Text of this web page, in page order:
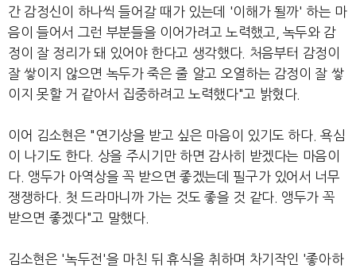
간 감정신이 하나씩 들어갈 때가 있는데 '이해가 될까' 하는 마
음이 들어서 그런 부분들을 이어가려고 노력했고, 녹두와 감
정이 잘 정리가 돼 있어야 한다고 생각했다. 처음부터 감정이
잘 쌓이지 않으면 녹두가 죽은 줄 알고 오열하는 감정이 잘 쌓
이지 못할 거 같아서 집중하려고 노력했다"고 밝혔다.
이어 김소현은 "연기상을 받고 싶은 마음이 있기도 하다. 욕심
이 나기도 한다. 상을 주시기만 하면 감사히 받겠다는 마음이
다. 앵두가 아역상을 꼭 받으면 좋겠는데 필구가 있어서 너무
쟁쟁하다. 첫 드라마니까 가는 것도 좋을 것 같다. 앵두가 꼭
받으면 좋겠다"고 말했다.
김소현은 '녹두전'을 마친 뒤 휴식을 취하며 차기작인 '좋아하